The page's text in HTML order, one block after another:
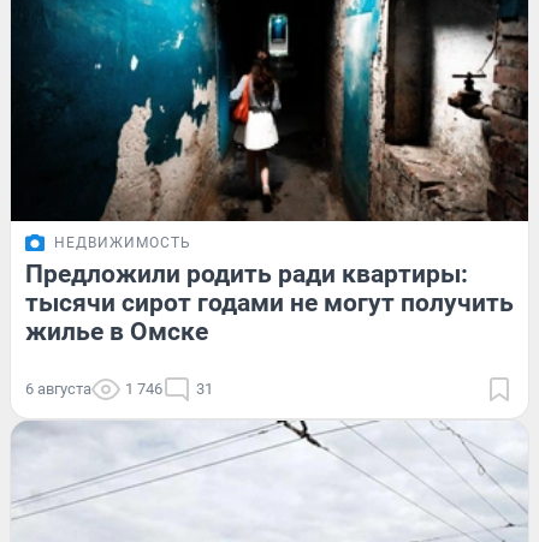
НЕДВИЖИМОСТЬ
Предложили родить ради квартиры:
тысячи сирот годами не могут получить
жилье в Омске
6 августа 1 746 31